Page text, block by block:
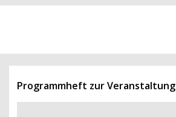
Programmheft zur Veranstaltung